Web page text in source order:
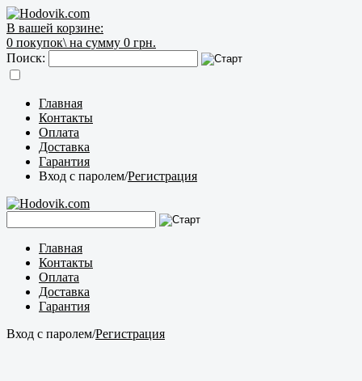
В вашей корзине:
0 покупок\ на сумму 0 грн.
Поиск:
Главная
Контакты
Оплата
Доставка
Гарантия
Вход с паролем/Регистрация
Главная
Контакты
Оплата
Доставка
Гарантия
Вход с паролем/Регистрация